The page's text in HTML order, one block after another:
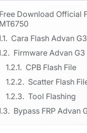
Free Download Official
MT6750
Cara Flash Advan
Firmware Advan
CPB Flash File
Scatter Flash
Tool Flashing
Bypass FRP Advan